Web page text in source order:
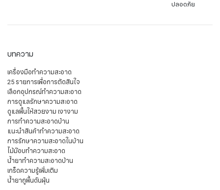
ปลอดภัย
บทความ
เครื่องมือทำความสะอาด
25 รายการเพื่อการตัดสินใจ
เลือกอุปกรณ์ทำความสะอาด
การดูแลรักษาความสะอาด
ดูแลพื้นให้สวยงาม เงางาม
การทำความสะอาดบ้าน
แนะนำสินค้าทำความสะอาด
การรักษาความสะอาดในบ้าน
ไม้ม๊อบทำความสะอาด
น้ำยาทำความสะอาดบ้าน
เกร็ดความรู้เพิ่มเติม
น้ำยาถูพื้นดันฝุ่น